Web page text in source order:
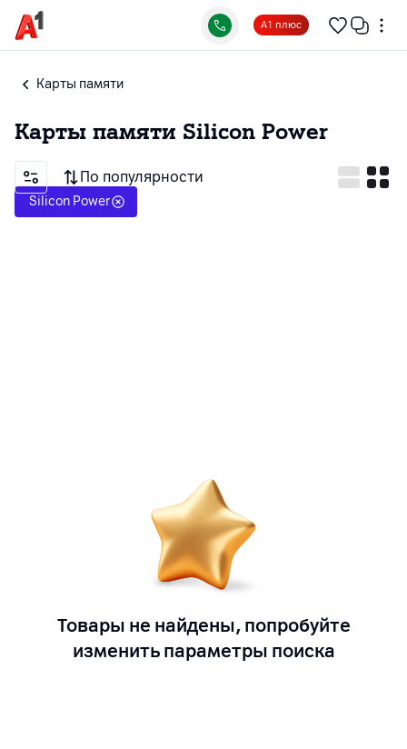
А1 плюс
Карты памяти
Карты памяти Silicon Power
По популярности
Silicon Power
Товары не найдены, попробуйте
изменить параметры поиска